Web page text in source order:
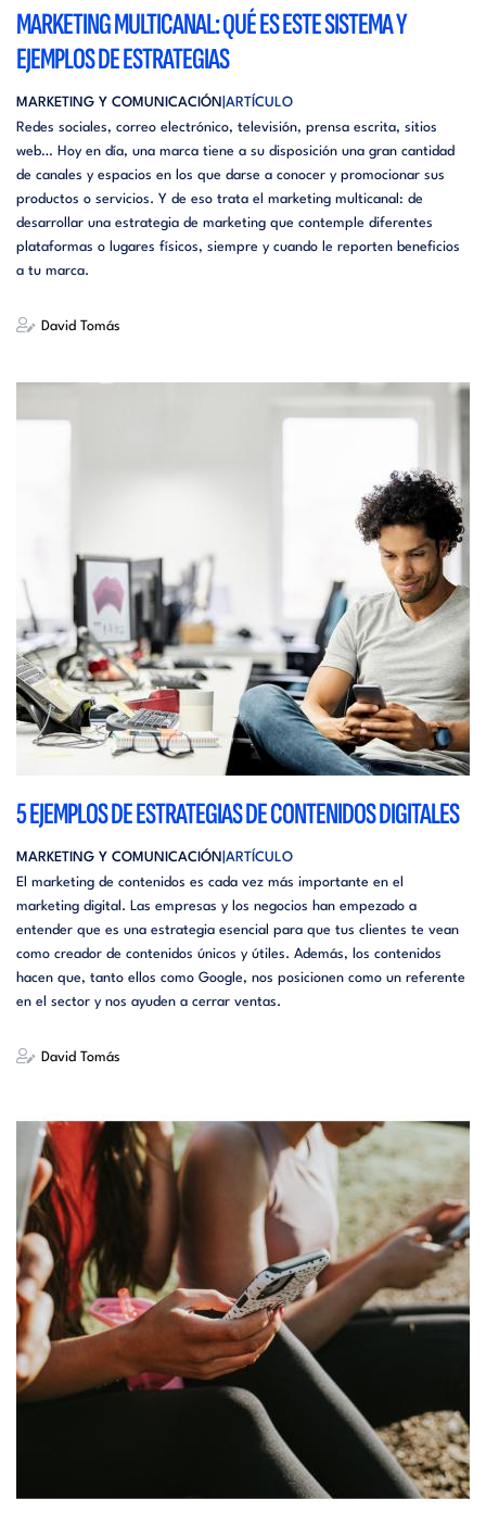
MARKETING MULTICANAL: QUÉ ES ESTE SISTEMA Y
EJEMPLOS DE ESTRATEGIAS
MARKETING Y COMUNICACIÓN ARTÍCULO
Redes sociales, correo electrónico, televisión, prensa escrita, sitios
web… Hoy en día, una marca tiene a su disposición una gran cantidad
de canales y espacios en los que darse a conocer y promocionar sus
productos o servicios. Y de eso trata el marketing multicanal: de
desarrollar una estrategia de marketing que contemple diferentes
plataformas o lugares físicos, siempre y cuando le reporten beneficios
a tu marca.
David Tomás
5 EJEMPLOS DE ESTRATEGIAS DE CONTENIDOS DIGITALES
MARKETING Y COMUNICACIÓN ARTÍCULO
El marketing de contenidos es cada vez más importante en el
marketing digital. Las empresas y los negocios han empezado a
entender que es una estrategia esencial para que tus clientes te vean
como creador de contenidos únicos y útiles. Además, los contenidos
hacen que, tanto ellos como Google, nos posicionen como un referente
en el sector y nos ayuden a cerrar ventas.
David Tomás